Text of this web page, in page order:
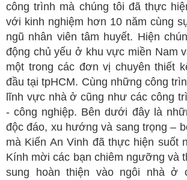
công trình mà chúng tôi đã thực
với kinh nghiệm hơn 10 năm cùng
ngũ nhân viên tâm huyết. Hiện
động chủ yếu ở khu vực miền Nam
một trong các đơn vị chuyên thiết
đầu tại tpHCM. Cùng những công
lĩnh vực nhà ở cũng như các công
- công nghiệp. Bên dưới đây là
độc đáo, xu hướng và sang trọng –
mà Kiến An Vinh đã thực hiện suốt
Kính mời các bạn chiêm ngưỡng và
sung hoàn thiện vào ngôi nhà ở